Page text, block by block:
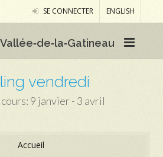
SE CONNECTER ENGLISH
vendredi
9 janvier - 3 avril
Accueil